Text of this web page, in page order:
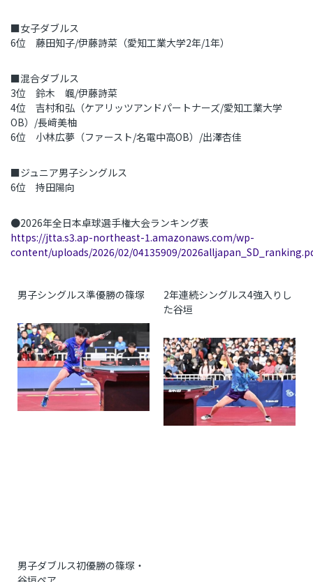
■女子ダブルス
6位 藤田知子/伊藤詩菜（愛知工業大学2年/1年）
■混合ダブルス
3位 鈴木 颯/伊藤詩菜
4位 吉村和弘（ケアリッツアンドパートナーズ/愛知工業大学
OB） /長﨑美柚
6位 小林広夢（ファースト/名電中高OB） /出澤杏佳
■ジュニア男子シングルス
6位 持田陽向
●2026年全日本卓球選手権大会ランキング表
https://jtta.s3.ap-northeast-1.amazonaws.com/wp-
content/uploads/2026/02/04135909/
男子シングルス準優勝の篠塚 2年連続シングルス4強入りし
た谷垣
男子ダブルス初優勝の篠塚・